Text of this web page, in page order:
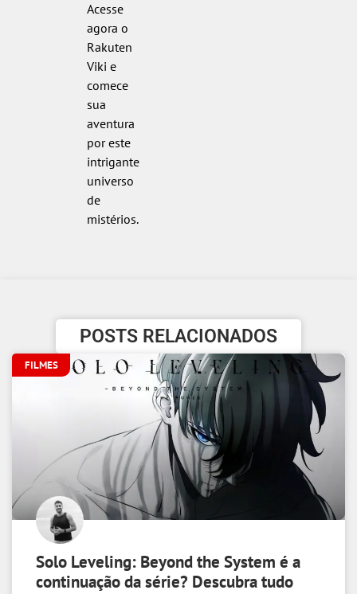
Acesse
agora o
Rakuten
Viki e
comece
sua
aventura
por este
intrigante
universo
de
mistérios.
POSTS RELACIONADOS
FILMES
Solo Leveling: Beyond the System é a
continuação da série? Descubra tudo